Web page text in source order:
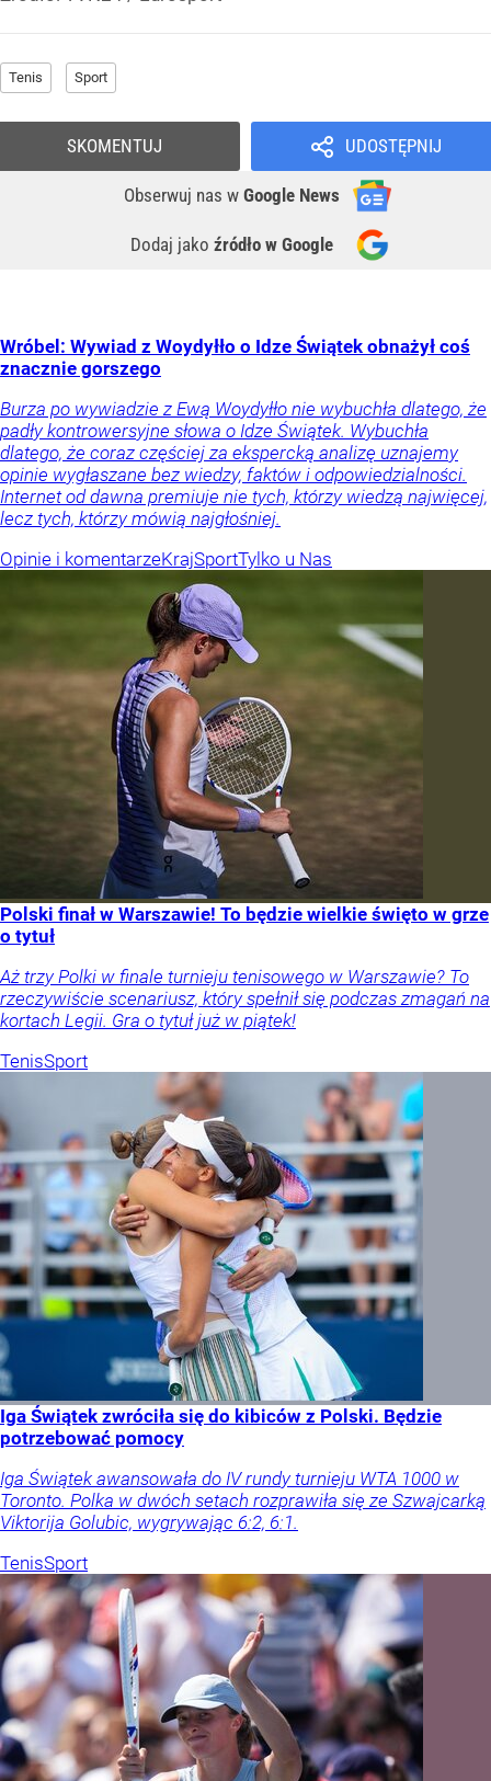
Tenis Sport
UDOSTĘPNIJ
Obserwuj nas w Google News
Dodaj jako źródło w Google
SKOMENTUJ
Wróbel: Wywiad z Woydyłło o Idze Świątek obnażył coś
znacznie gorszego
Burza po wywiadzie z Ewą Woydyłło nie wybuchła dlatego, że
padły kontrowersyjne słowa o Idze Świątek. Wybuchła
dlatego, że coraz częściej za ekspercką analizę uznajemy
opinie wygłaszane bez wiedzy, faktów i odpowiedzialności.
Internet od dawna premiuje nie tych, którzy wiedzą najwięcej,
lecz tych, którzy mówią najgłośniej.
Opinie i komentarzeKrajSportTylko u Nas
Polski finał w Warszawie! To będzie wielkie święto w grze
o tytuł
Aż trzy Polki w finale turnieju tenisowego w Warszawie? To
rzeczywiście scenariusz, który spełnił się podczas zmagań na
kortach Legii. Gra o tytuł już w piątek!
TenisSport
Iga Świątek zwróciła się do kibiców z Polski. Będzie
potrzebować pomocy
Iga Świątek awansowała do IV rundy turnieju WTA 1000 w
Toronto. Polka w dwóch setach rozprawiła się ze Szwajcarką
Viktorija Golubic, wygrywając 6:2, 6:1.
TenisSport